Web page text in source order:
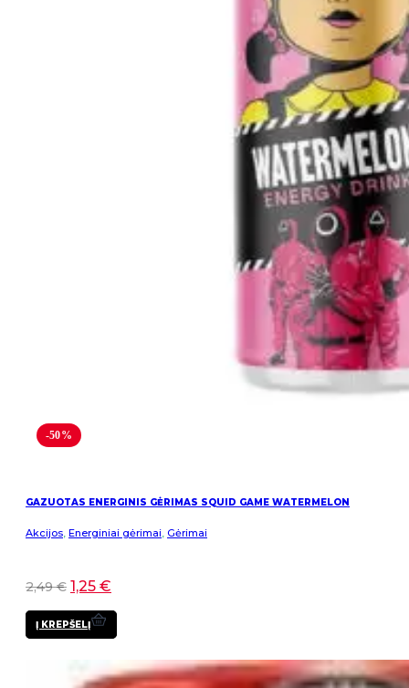
-50%
GAZUOTAS ENERGINIS GĖRIMAS SQUID GAME WATERMELON
Akcijos, Energiniai gėrimai, Gėrimai
2,49€ 1,25 €
Į KREPŠELĮ